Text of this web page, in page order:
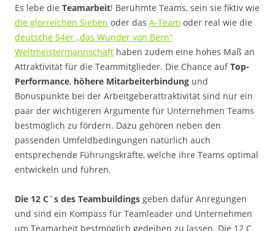
Es lebe die Teamarbeit! Berühmte Teams, sein sie fiktiv wie
die glorreichen Sieben oder das A-Team oder real wie die
deutsche 54er „das Wunder von Bern“
Weltmeistermannschaft haben zudem eine hohes Maß an
Attraktivität für die Teammitglieder. Die Chance aufTop-
Performance, höhere Mitarbeiterbindung und
Bonuspunkte bei der Arbeitgeberattraktivität sind nur ein
paar der wichtigeren Argumente für Unternehmen Teams
bestmöglich zu fördern. Dazu gehören neben den
passenden Umfeldbedingungen natürlich auch
entsprechende Führungskräfte, welche ihre Teams optimal
entwickeln und führen.
Die 12 C´s des Teambuildings geben dafür Anregungen
und sind ein Kompass für Teamleader und Unternehmen
um Teamarbeit bestmöglich gedeihen zu lassen. Die 12 C